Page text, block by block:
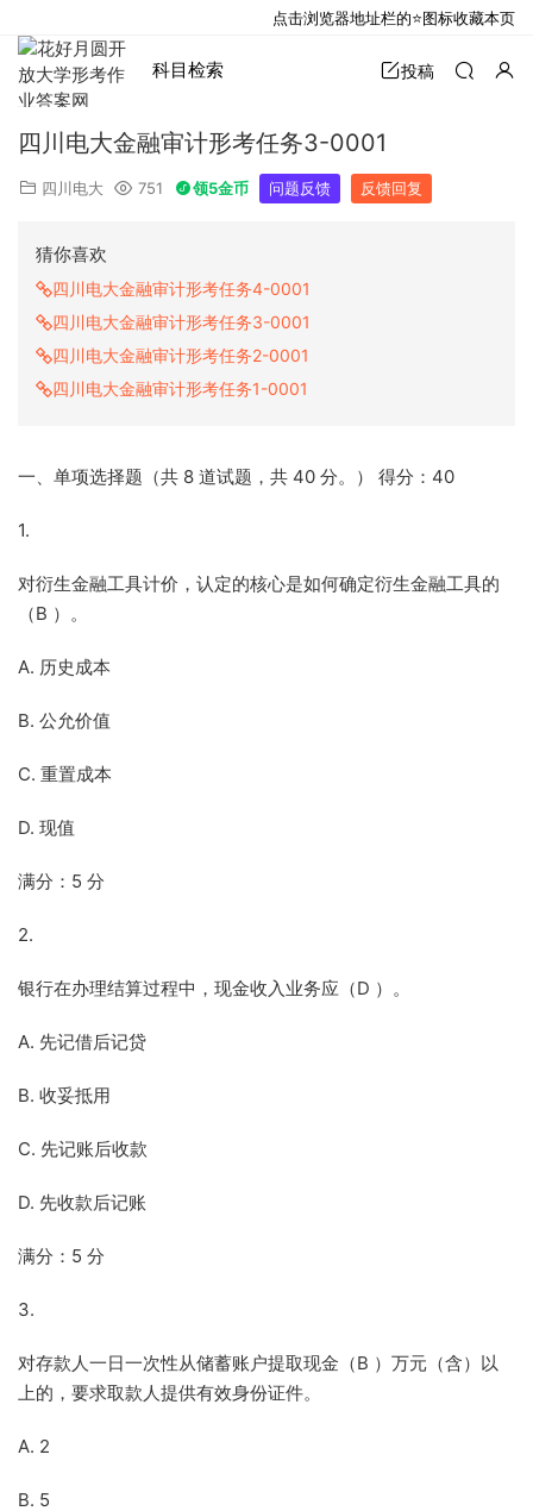
科目检索 投稿
四川电大金融审计形考任务3-0001
四川电大 751 领5金币 问题反馈 反馈回复
猜你喜欢
四川电大金融审计形考任务4-0001
四川电大金融审计形考任务3-0001
四川电大金融审计形考任务2-0001
四川电大金融审计形考任务1-0001
一、单项选择题（共 8 道试题，共 40 分。） 得分：40
1.
对衍生金融工具计价，认定的核心是如何确定衍生金融工具的
（B ）。
A. 历史成本
B. 公允价值
C. 重置成本
D. 现值
满分：5 分
2.
银行在办理结算过程中，现金收入业务应（D ）。
A. 先记借后记贷
B. 收妥抵用
C. 先记账后收款
D. 先收款后记账
满分：5 分
3.
对存款人一日一次性从储蓄账户提取现金（B ）万元（含）以
上的，要求取款人提供有效身份证件。
A. 2
B. 5
点击浏览器地址栏的⭐图标收藏本页